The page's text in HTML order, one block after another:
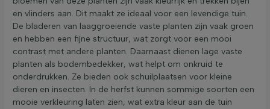
en vlinders aan. Dit maakt ze ideaal voor een levendige tuin.
De bladeren van laaggroeiende vaste planten zijn vaak groen
en hebben een fijne structuur, wat zorgt voor een mooi
contrast met andere planten. Daarnaast dienen lage vaste
planten als bodembedekker, wat helpt om onkruid te
onderdrukken. Ze bieden ook schuilplaatsen voor kleine
dieren en insecten. In de herfst kunnen sommige soorten een
mooie verkleuring laten zien, wat extra kleur aan de tuin